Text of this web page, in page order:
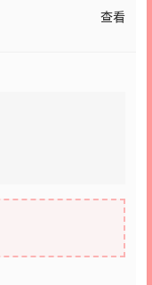
查看